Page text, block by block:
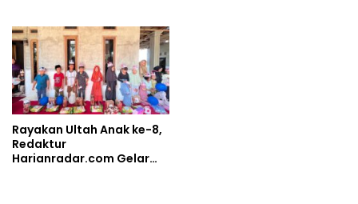
Rayakan Ultah Anak ke-8,
Redaktur
Harianradar.com Gelar